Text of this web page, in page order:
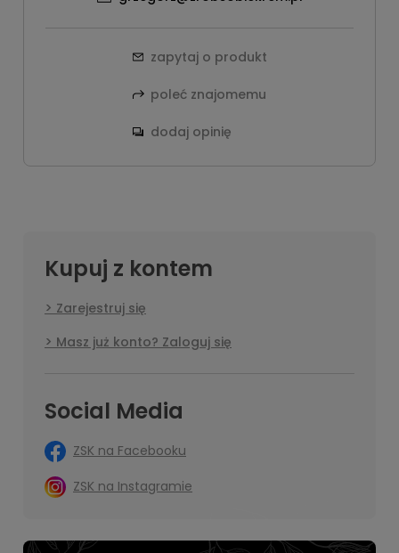
zapytaj o produkt
poleć znajomemu
dodaj opinię
Kupuj z kontem
Zarejestruj się
Masz już konto? Zaloguj się
Social Media
ZSK na Facebooku
ZSK na Instagramie